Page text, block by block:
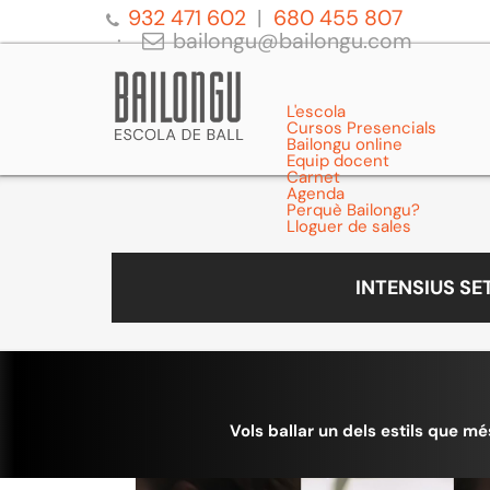
932 471 602
680 455 807
bailongu@bailongu.com
L'escola
Cursos Presencials
Bailongu online
Equip docent
Carnet
Agenda
Perquè Bailongu?
Lloguer de sales
INTENSIUS
Vols ballar un dels estils que